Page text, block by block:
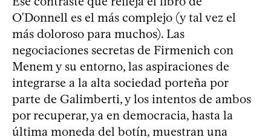
O'Donnell es el más complejo (y tal vez el
más doloroso para muchos). Las
negociaciones secretas de Firmenich con
Menem y su entorno, las aspiraciones de
integrarse a la alta sociedad porteña por
parte de Galimberti, y los intentos de ambos
por recuperar, ya en democracia, hasta la
última moneda del botín, muestran una